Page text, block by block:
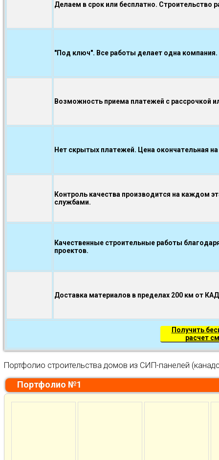
Делаем в срок или бесплатно. Строительство
"Под ключ". Все работы делает одна компания.
Возможность приема платежей с рассрочкой
Нет скрытых платежей. Цена окончательная
Контроль качества производится на каждом
службами.
Качественные строительные работы
проектов.
Доставка материалов в пределах 200 км от
Получить
расчет
Портфолио строительства домов из СИП-панелей
Портфолио №1